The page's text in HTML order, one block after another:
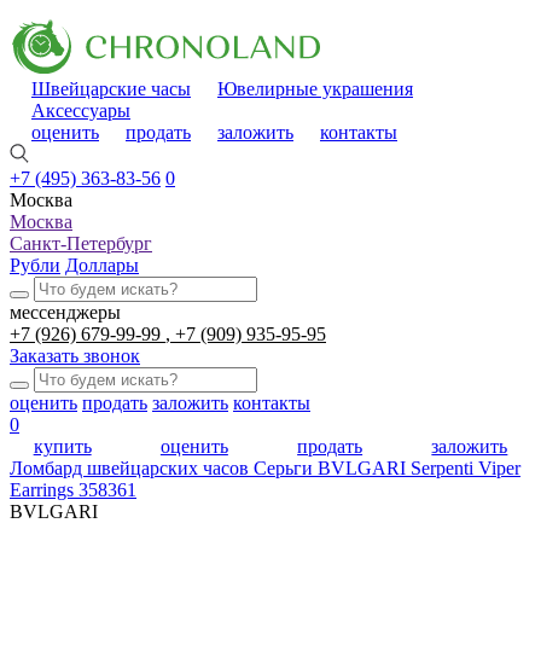
Швейцарские часы
Ювелирные украшения
Аксессуары
оценить
продать заложить контакты
+7 (495) 363-83-56 0
Москва
Москва
Санкт-Петербург
Рубли Доллары
мессенджеры
+7 (926) 679-99-99
+7 (909) 935-95-95
Заказать звонок
оценить продать заложить контакты
0
купить
оценить продать
заложить
Ломбард швейцарских часов Серьги BVLGARI Serpenti Viper
Earrings 358361
BVLGARI